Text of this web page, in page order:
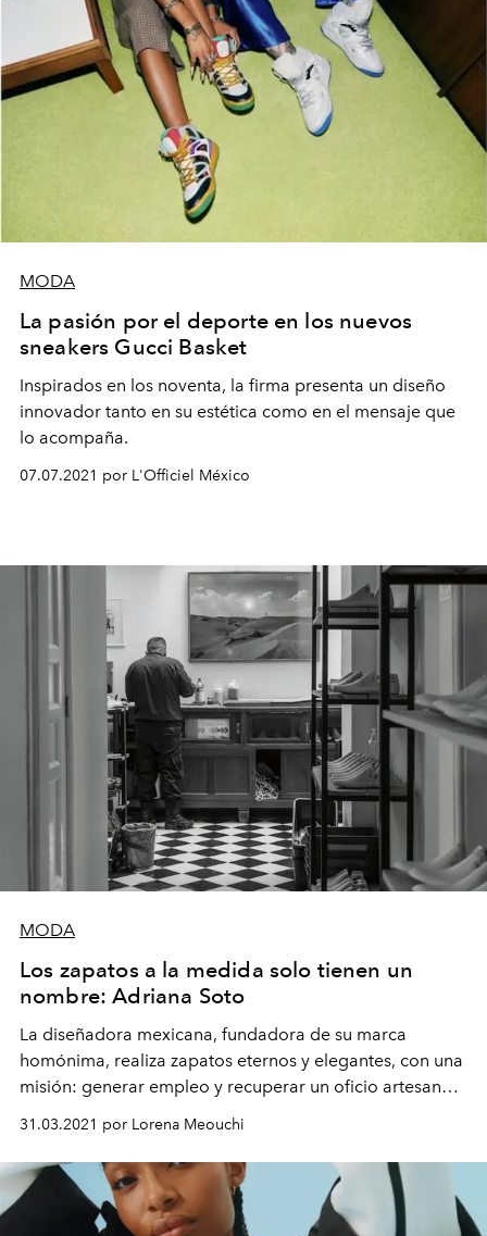
MODA
La pasión por el deporte en los nuevos
sneakers Gucci Basket
Inspirados en los noventa, la firma presenta un diseño
innovador tanto en su estética como en el mensaje que
lo acompaña.
07.07.2021 por L'Officiel México
MODA
Los zapatos a la medida solo tienen un
nombre: Adriana Soto
La diseñadora mexicana, fundadora de su marca
homónima, realiza zapatos eternos y elegantes, con una
misión: generar empleo y recuperar un oficio artesano
31.03.2021 por Lorena Meouchi